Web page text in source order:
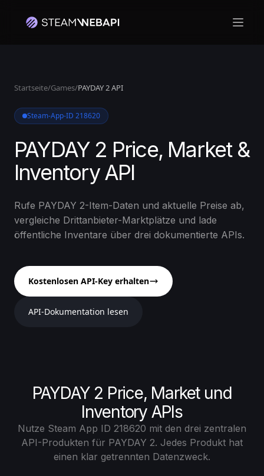
Startseite/Games/PAYDAY 2 API
Steam-App-ID 218620
PAYDAY 2 Price, Market &
Inventory API
Rufe PAYDAY 2-Item-Daten und aktuelle Preise ab,
vergleiche Drittanbieter-Marktplätze und lade
öffentliche Inventare über drei dokumentierte APIs.
Kostenlosen API-Key erhalten
API-Dokumentation lesen
PAYDAY 2 Price, Market und
Inventory APIs
Nutze Steam App ID 218620 mit den drei zentralen
API-Produkten für PAYDAY 2. Jedes Produkt hat
einen klar getrennten Datenzweck.